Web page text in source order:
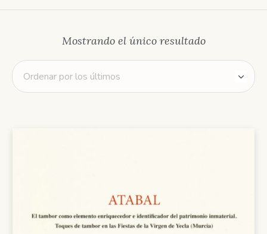
Mostrando el único resultado